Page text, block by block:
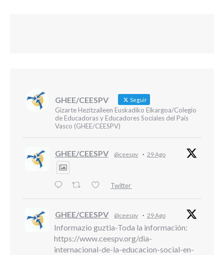
GHEE/CEESPV Seguir
Gizarte Hezitzaileen Euskadiko Elkargoa/Colegio
de Educadoras y Educadores Sociales del País
Vasco (GHEE/CEESPV)
GHEE/CEESPV @ceespv · 29 Ago
Twitter
GHEE/CEESPV @ceespv · 29 Ago
Informazio guztia-Toda la información:
https://www.ceespv.org/dia-
internacional-de-la-educacion-social-en-